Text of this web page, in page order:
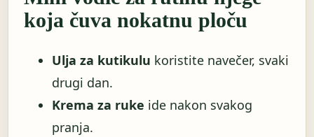
koja čuva nokatnu ploču
Ulja za kutikulu koristite navečer, svaki
drugi dan.
Krema za ruke ide nakon svakog
pranja.